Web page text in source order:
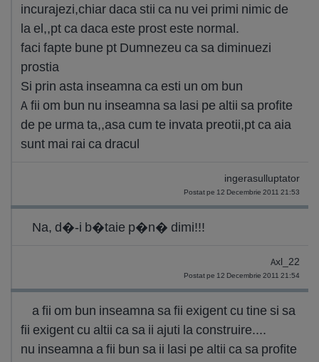
incurajezi,chiar daca stii ca nu vei primi nimic de
la el,,pt ca daca este prost este normal.
faci fapte bune pt Dumnezeu ca sa diminuezi
prostia
Si prin asta inseamna ca esti un om bun
A fii om bun nu inseamna sa lasi pe altii sa profite
de pe urma ta,,asa cum te invata preotii,pt ca aia
sunt mai rai ca dracul
ingerasulluptator
Postat pe 12 Decembrie 2011 21:53
Na, d�-i b�taie p�n� dimi!!!
Axl_22
Postat pe 12 Decembrie 2011 21:54
a fii om bun inseamna sa fii exigent cu tine si sa
fii exigent cu altii ca sa ii ajuti la construire....
nu inseamna a fii bun sa ii lasi pe altii ca sa profite